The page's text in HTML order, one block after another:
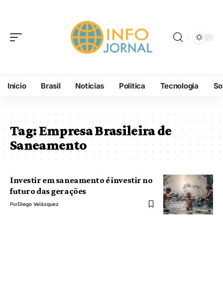
Início Brasil Noticias Politica Tecnologia
Tag:Empresa Brasileira de
Saneamento
Investir em saneamento é investir no
futuro das gerações
PorDiego Velázquez